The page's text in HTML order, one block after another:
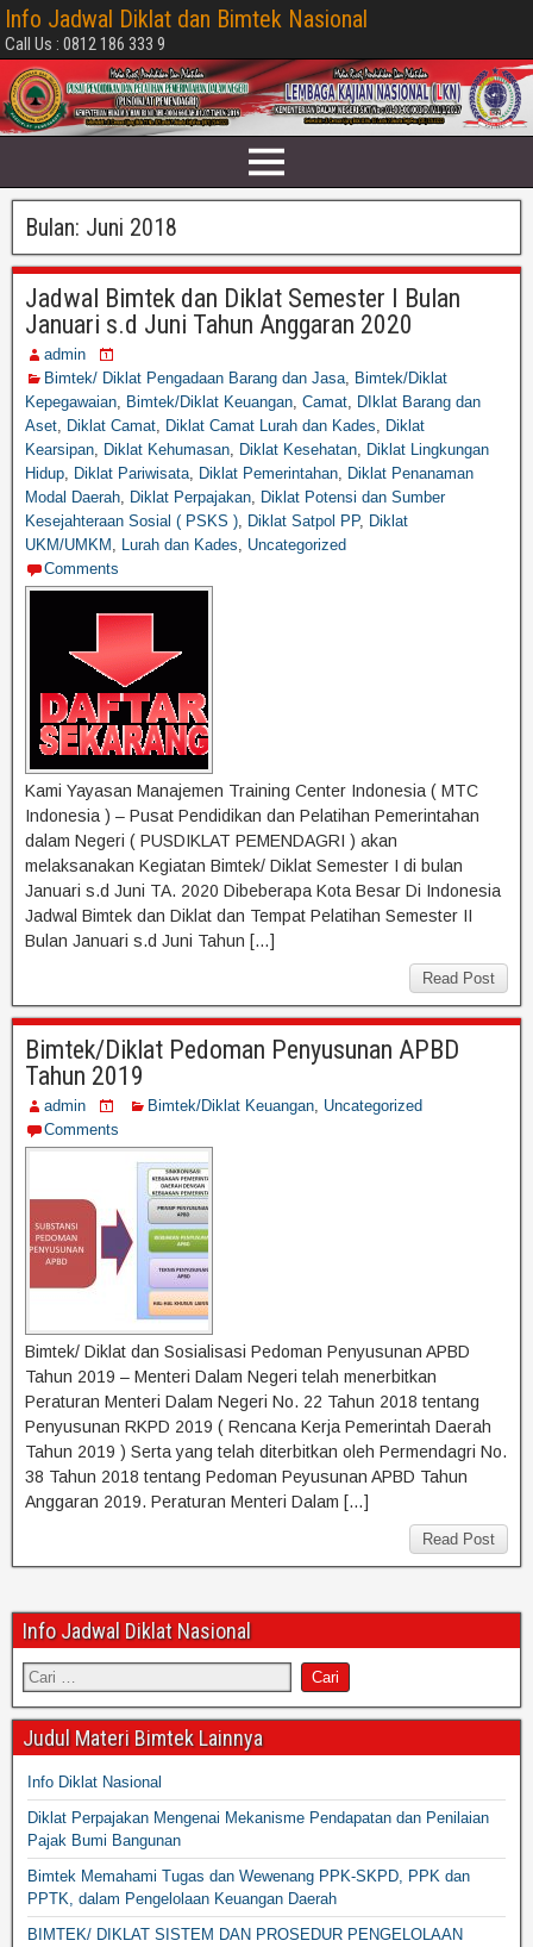
Info Jadwal Diklat dan Bimtek Nasional
Call Us : 0812 186 333 9
Bulan: Juni 2018
Jadwal Bimtek dan Diklat Semester I Bulan
Januari s.d Juni Tahun Anggaran 2020
admin
Bimtek/ Diklat Pengadaan Barang dan Jasa, Bimtek/Diklat
Kepegawaian, Bimtek/Diklat Keuangan, Camat, DIklat Barang dan
Aset, Diklat Camat, Diklat Camat Lurah dan Kades, Diklat
Kearsipan, Diklat Kehumasan, Diklat Kesehatan, Diklat Lingkungan
Hidup, Diklat Pariwisata, Diklat Pemerintahan, Diklat Penanaman
Modal Daerah, Diklat Perpajakan, Diklat Potensi dan Sumber
Kesejahteraan Sosial ( PSKS ), Diklat Satpol PP, Diklat
UKM/UMKM , Lurah dan Kades, Uncategorized
Comments
Kami Yayasan Manajemen Training Center Indonesia ( MTC
Indonesia ) – Pusat Pendidikan dan Pelatihan Pemerintahan
dalam Negeri ( PUSDIKLAT PEMENDAGRI ) akan
melaksanakan Kegiatan Bimtek/ Diklat Semester I di bulan
Januari s.d Juni TA. 2020 Dibeberapa Kota Besar Di Indonesia
Jadwal Bimtek dan Diklat dan Tempat Pelatihan Semester II
Bulan Januari s.d Juni Tahun […]
Read Post
Bimtek/Diklat Pedoman Penyusunan APBD
Tahun 2019
admin Bimtek/Diklat Keuangan, Uncategorized
Comments
Bimtek/ Diklat dan Sosialisasi Pedoman Penyusunan APBD
Tahun 2019 – Menteri Dalam Negeri telah menerbitkan
Peraturan Menteri Dalam Negeri No. 22 Tahun 2018 tentang
Penyusunan RKPD 2019 ( Rencana Kerja Pemerintah Daerah
Tahun 2019 ) Serta yang telah diterbitkan oleh Permendagri No.
38 Tahun 2018 tentang Pedoman Peyusunan APBD Tahun
Anggaran 2019. Peraturan Menteri Dalam […]
Read Post
Info Jadwal Diklat Nasional
Judul Materi Bimtek Lainnya
Info Diklat Nasional
Diklat Perpajakan Mengenai Mekanisme Pendapatan dan Penilaian
Pajak Bumi Bangunan
Bimtek Memahami Tugas dan Wewenang PPK-SKPD, PPK dan
PPTK, dalam Pengelolaan Keuangan Daerah
BIMTEK/ DIKLAT SISTEM DAN PROSEDUR PENGELOLAAN